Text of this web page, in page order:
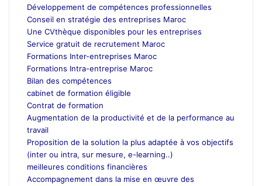
Développement de compétences professionnelles
Conseil en stratégie des entreprises Maroc
Une CVthèque disponibles pour les entreprises
Service gratuit de recrutement Maroc
Formations Inter-entreprises Maroc
Formations Intra-entreprise Maroc
Bilan des compétences
cabinet de formation éligible
Contrat de formation
Augmentation de la productivité et de la performance au
travail
Proposition de la solution la plus adaptée à vos objectifs
(inter ou intra, sur mesure, e-learning..)
meilleures conditions financières
Accompagnement dans la mise en œuvre des